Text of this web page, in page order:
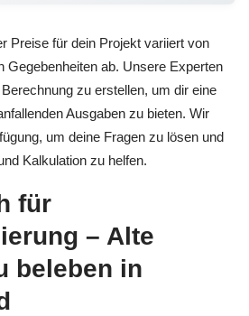
Preise für dein Projekt variiert von
Gegebenheiten ab. Unsere Experten
zu erstellen, um dir eine
Ausgaben zu bieten. Wir
um deine Fragen zu lösen und
Kalkulation zu helfen.
für
– Alte
beleben in